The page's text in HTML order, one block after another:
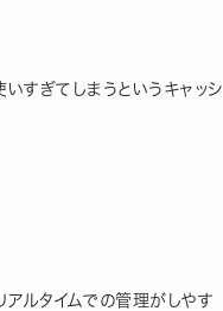
すぎてしまうというキャッシ
ルタイムでの管理がしやす